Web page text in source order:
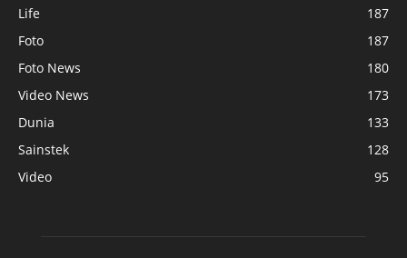
Life
187
Foto
187
Foto News
180
Video News
173
Dunia
133
Sainstek
128
Video
95